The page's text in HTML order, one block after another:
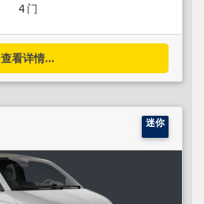
4 门
查看详情...
迷你